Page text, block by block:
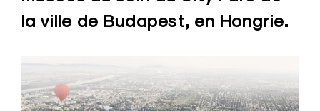
la ville de Budapest, en Hongrie.